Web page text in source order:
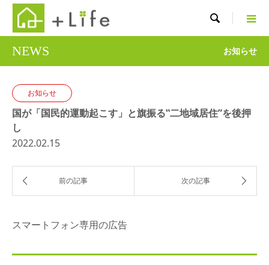

NEWS お知らせ
お知らせ
国が「国民的運動起こす」と旗振る‟二地域居住”を後押
し
2022.02.15
スマートフォン専用の広告